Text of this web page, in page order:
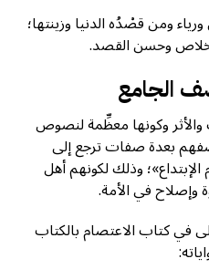
ومن قصْدُه الدنيا وزينتها؛
وحسن القصد.
الجامع
والأثر وكونها معظِّمة لنصوص
بعدة صفات ترجع إلى
وذلك لكونهم أهل
وإصلاح في الأمة.
في كتاب الاعتصام بالكتاب